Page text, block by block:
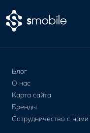
Блог
О нас
Карта сайта
Бренды
Сотрудничество с нами